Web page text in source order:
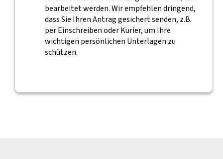
bearbeitet werden. Wir empfehlen dringend,
dass Sie Ihren Antrag gesichert senden, z.B.
per Einschreiben oder Kurier, um Ihre
wichtigen persönlichen Unterlagen zu
schützen.